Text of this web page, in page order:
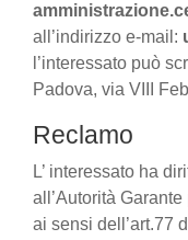
all’indirizzo e-mail:
l’interessato può
Padova, via VIII
Reclamo
L’ interessato ha
all’Autorità
ai sensi dell’art.77